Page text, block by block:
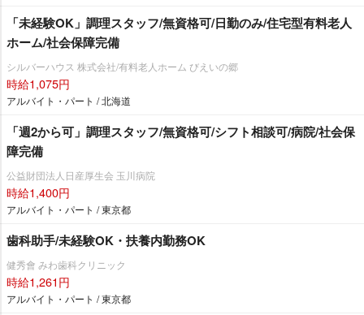
「未経験OK」調理スタッフ/無資格可/日勤のみ/住宅型有料老人
ホーム/社会保障完備
シルバーハウス 株式会社/有料老人ホーム びえいの郷
時給1,075円
アルバイト・パート / 北海道
「週2から可」調理スタッフ/無資格可/シフト相談可/病院/社会保
障完備
公益財団法人日産厚生会 玉川病院
時給1,400円
アルバイト・パート / 東京都
歯科助手/未経験OK・扶養内勤務OK
健秀會 みわ歯科クリニック
時給1,261円
アルバイト・パート / 東京都